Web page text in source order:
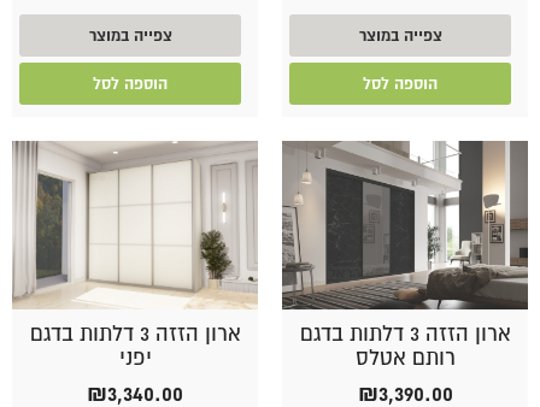
צפייה במוצר
הוספה לסל
צפייה במוצר
הוספה לסל
ארון הזזה 3 דלתות בדגם
רותם אטלס
₪3,390.00
ארון הזזה 3 דלתות בדגם
יפני
₪3,340.00